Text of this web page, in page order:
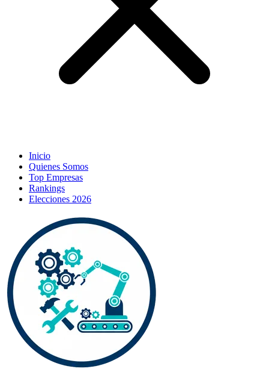
Inicio
Quienes Somos
Top Empresas
Rankings
Elecciones 2026